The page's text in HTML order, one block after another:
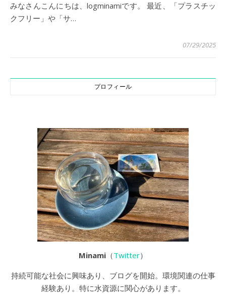
みなさんこんにちは、logminamiです。 最近、「プラスチッ
クフリー」や「サ…
07/29/2025
プロフィール
Minami （Twitter）
持続可能な社会に興味あり、ブログを開始。環境関連の仕事
経験あり。特に水資源に関心があります。